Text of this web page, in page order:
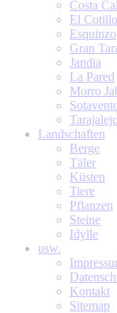
Costa
El Cotillo
Esquinzo
Gran
Jandia
La Pared
Morro
Tarajalejo
Landschaften
Berge
Täler
Küsten
Tiere
Pflanzen
Steine
Idylle
usw.
Kontakt
Sitemap